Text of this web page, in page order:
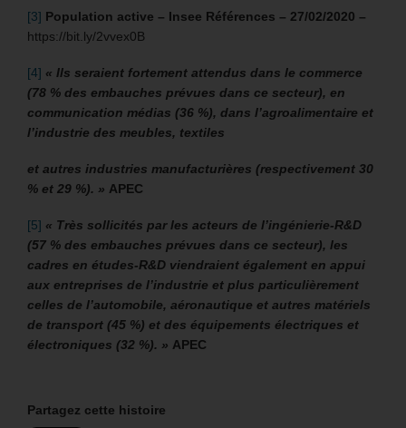
[3] Population active – Insee Références – 27/02/2020 –
https://bit.ly/2vvex0B
[4] « Ils seraient fortement attendus dans le commerce
(78 % des embauches prévues dans ce secteur), en
communication médias (36 %), dans l’agroalimentaire et
l’industrie des meubles, textiles
et autres industries manufacturières (respectivement 30
% et 29 %). » APEC
[5] « Très sollicités par les acteurs de l’ingénierie-R&D
(57 % des embauches prévues dans ce secteur), les
cadres en études-R&D viendraient également en appui
aux entreprises de l’industrie et plus particulièrement
celles de l’automobile, aéronautique et autres matériels
de transport (45 %) et des équipements électriques et
électroniques (32 %). » APEC
Partagez cette histoire